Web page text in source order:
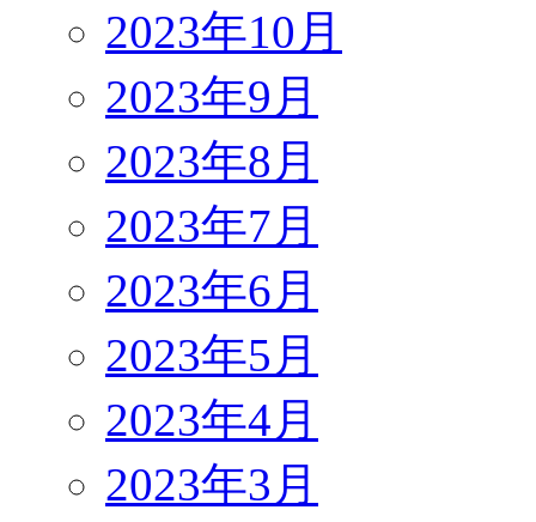
2023年10月
2023年9月
2023年8月
2023年7月
2023年6月
2023年5月
2023年4月
2023年3月